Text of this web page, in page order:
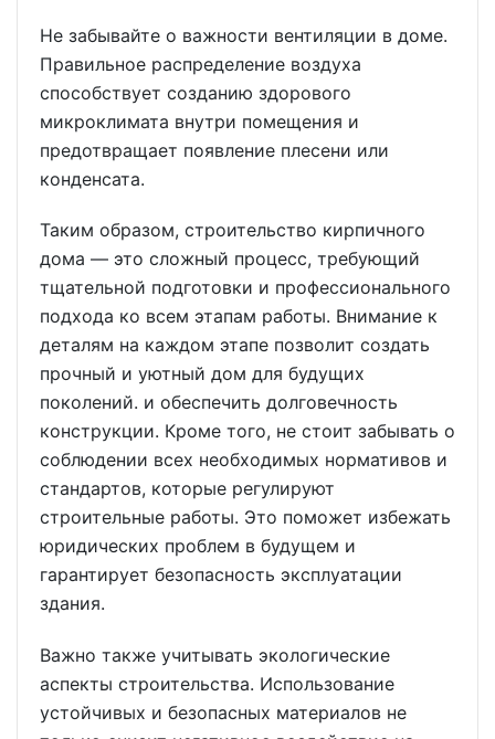
Не забывайте о важности вентиляции в доме.
Правильное распределение воздуха
способствует созданию здорового
микроклимата внутри помещения и
предотвращает появление плесени или
конденсата.
Таким образом, строительство кирпичного
дома — это сложный процесс, требующий
тщательной подготовки и профессионального
подхода ко всем этапам работы. Внимание к
деталям на каждом этапе позволит создать
прочный и уютный дом для будущих
поколений. и обеспечить долговечность
конструкции. Кроме того, не стоит забывать о
соблюдении всех необходимых нормативов и
стандартов, которые регулируют
строительные работы. Это поможет избежать
юридических проблем в будущем и
гарантирует безопасность эксплуатации
здания.
Важно также учитывать экологические
аспекты строительства. Использование
устойчивых и безопасных материалов не